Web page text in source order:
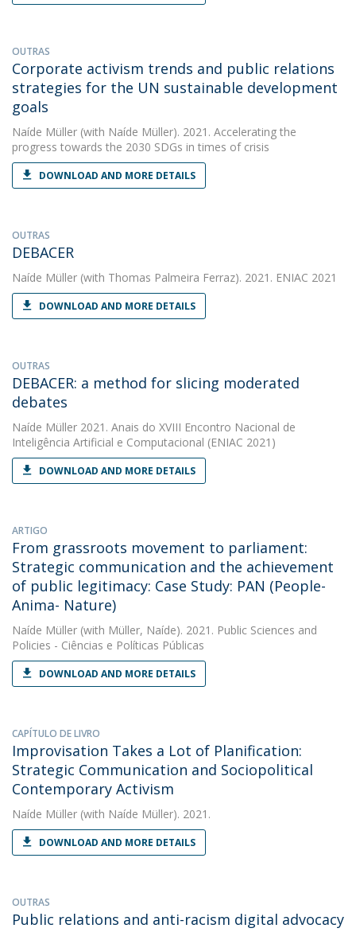
OUTRAS
Corporate activism trends and public relations
strategies for the UN sustainable development
goals
Naíde Müller (with Naíde Müller). 2021. Accelerating the
progress towards the 2030 SDGs in times of crisis
DOWNLOAD AND MORE DETAILS
OUTRAS
DEBACER
Naíde Müller (with Thomas Palmeira Ferraz). 2021. ENIAC 2021
DOWNLOAD AND MORE DETAILS
OUTRAS
DEBACER: a method for slicing moderated
debates
Naíde Müller 2021. Anais do XVIII Encontro Nacional de
Inteligência Artificial e Computacional (ENIAC 2021)
DOWNLOAD AND MORE DETAILS
ARTIGO
From grassroots movement to parliament:
Strategic communication and the achievement
of public legitimacy: Case Study: PAN (People-
Anima- Nature)
Naíde Müller (with Müller, Naíde). 2021. Public Sciences and
Policies - Ciências e Políticas Públicas
DOWNLOAD AND MORE DETAILS
CAPÍTULO DE LIVRO
Improvisation Takes a Lot of Planification:
Strategic Communication and Sociopolitical
Contemporary Activism
Naíde Müller (with Naíde Müller). 2021.
DOWNLOAD AND MORE DETAILS
OUTRAS
Public relations and anti-racism digital advocacy